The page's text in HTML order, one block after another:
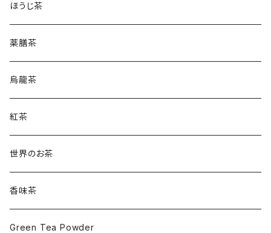
ほうじ茶
薬膳茶
烏龍茶
紅茶
世界のお茶
香味茶
Green Tea Powder